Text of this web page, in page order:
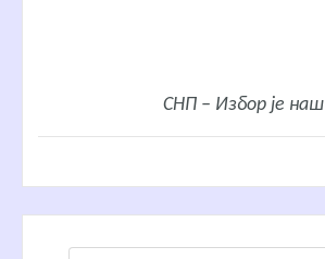
СНП – Избор је наш